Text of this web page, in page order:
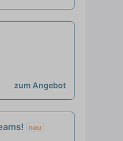
zum Angebot
neu